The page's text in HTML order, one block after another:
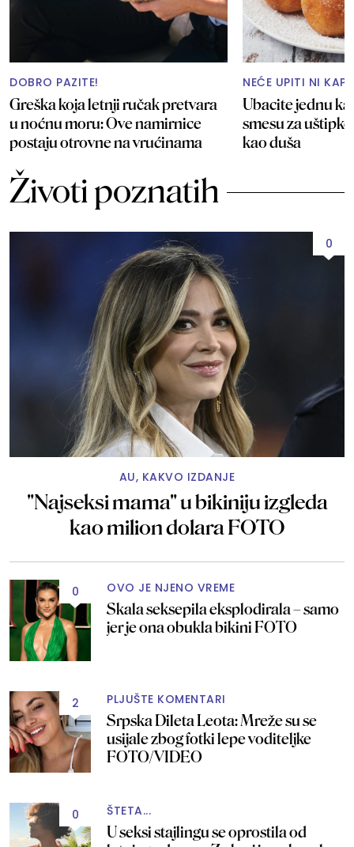
DOBRO PAZITE!
Greška koja letnji ručak pretvara
u noćnu moru: Ove namirnice
postaju otrovne na vrućinama
NEĆE UPITI NI KAP
Ubacite jednu
smesu za
kao duša
Životi poznatih
0
AU, KAKVO IZDANJE
"Najseksi mama" u bikiniju izgleda
kao milion dolara FOTO
0 OVO JE NJENO VREME
Skala seksepila eksplodirala – samo
jer je ona obukla bikini FOTO
2 PLJUŠTE KOMENTARI
Srpska Dileta Leota: Mreže su se
usijale zbog fotki lepe voditeljke
FOTO/VIDEO
0 ŠTETA...
U seksi stajlingu se oprostila od